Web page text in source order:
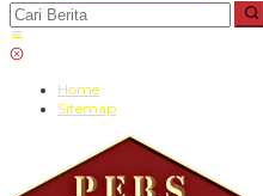
Home
Sitemap